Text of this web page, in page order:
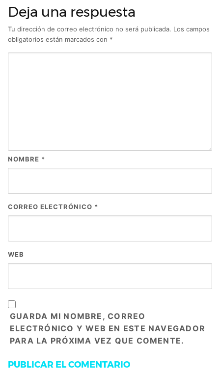
Deja una respuesta
Tu dirección de correo electrónico no será publicada. Los campos
obligatorios están marcados con *
NOMBRE *
CORREO ELECTRÓNICO *
WEB
GUARDA MI NOMBRE, CORREO
ELECTRÓNICO Y WEB EN ESTE NAVEGADOR
PARA LA PRÓXIMA VEZ QUE COMENTE.